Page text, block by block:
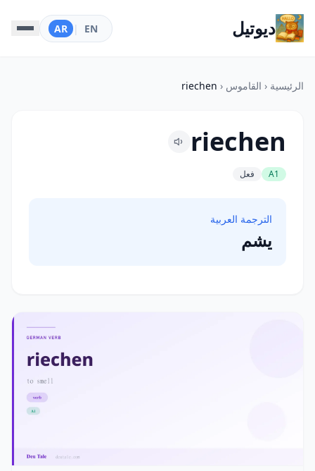
ديوتيل EN
|
AR
الرئيسية ‹ القاموس ‹
riechen
riechen
A1 فعل
الترجمة العربية
يشم